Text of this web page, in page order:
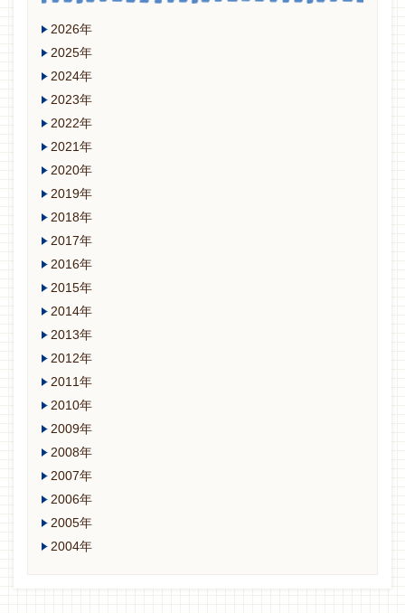
2026年
2025年
2024年
2023年
2022年
2021年
2020年
2019年
2018年
2017年
2016年
2015年
2014年
2013年
2012年
2011年
2010年
2009年
2008年
2007年
2006年
2005年
2004年